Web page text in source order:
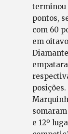
terminou
pontos,
com 60
em
posições.
somaram
e 12º